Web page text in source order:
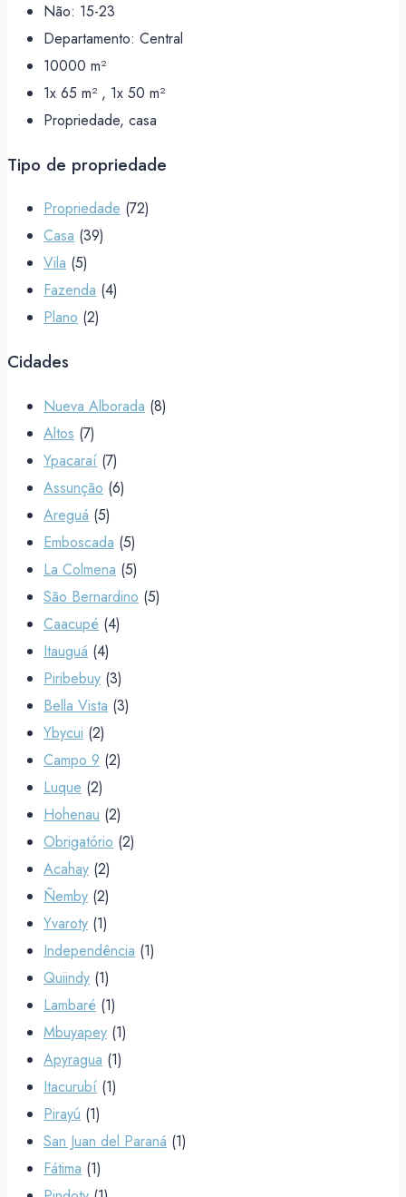
Não: 15-23
Departamento: Central
10000 m²
1x 65 m² , 1x 50 m²
Propriedade, casa
Tipo de propriedade
Propriedade (72)
Casa (39)
Vila (5)
Fazenda (4)
Plano (2)
Cidades
Nueva Alborada (8)
Altos (7)
Ypacaraí (7)
Assunção (6)
Areguá (5)
Emboscada (5)
La Colmena (5)
São Bernardino (5)
Caacupé (4)
Itauguá (4)
Piribebuy (3)
Bella Vista (3)
Ybycui (2)
Campo 9 (2)
Luque (2)
Hohenau (2)
Obrigatório (2)
Acahay (2)
Ñemby (2)
Yvaroty (1)
Independência (1)
Quiindy (1)
Lambaré (1)
Mbuyapey (1)
Apyragua (1)
Itacurubí (1)
Pirayú (1)
San Juan del Paraná (1)
Fátima (1)